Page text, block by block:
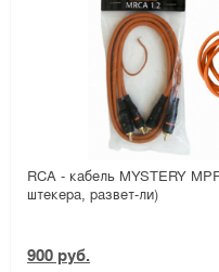
RCA - кабель MYSTERY
штекера, развет-ли)
900 руб.